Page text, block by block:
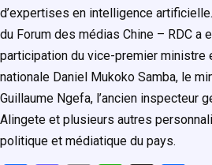
d’expertises en intelligence
du Forum des médias Chine – RDC a
participation du vice-premier ministre
nationale Daniel Mukoko Samba, le
Guillaume Ngefa, l’ancien inspecteur
Alingete et plusieurs autres
politique et médiatique du pays.